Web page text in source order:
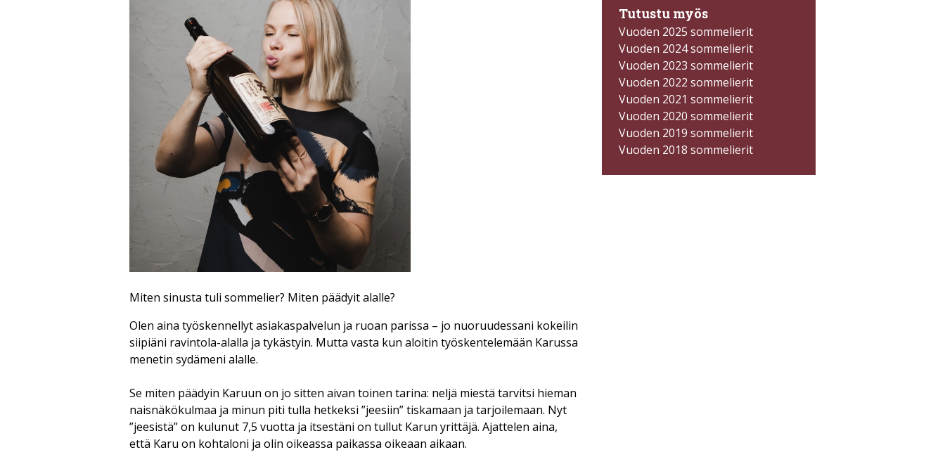
Miten sinusta tuli sommelier? Miten päädyit alalle?
Olen aina työskennellyt asiakaspalvelun ja ruoan parissa – jo nuoruudessani kokeilin
siipiäni ravintola-alalla ja tykästyin. Mutta vasta kun aloitin työskentelemään Karussa
menetin sydämeni alalle.
Se miten päädyin Karuun on jo sitten aivan toinen tarina: neljä miestä tarvitsi hieman
naisnäkökulmaa ja minun piti tulla hetkeksi ”jeesiin” tiskamaan ja tarjoilemaan. Nyt
”jeesistä” on kulunut 7,5 vuotta ja itsestäni on tullut Karun yrittäjä. Ajattelen aina,
että Karu on kohtaloni ja olin oikeassa paikassa oikeaan aikaan.
Tutustu myös
Vuoden 2025 sommelierit
Vuoden 2024 sommelierit
Vuoden 2023 sommelierit
Vuoden 2022 sommelierit
Vuoden 2021 sommelierit
Vuoden 2020 sommelierit
Vuoden 2019 sommelierit
Vuoden 2018 sommelierit